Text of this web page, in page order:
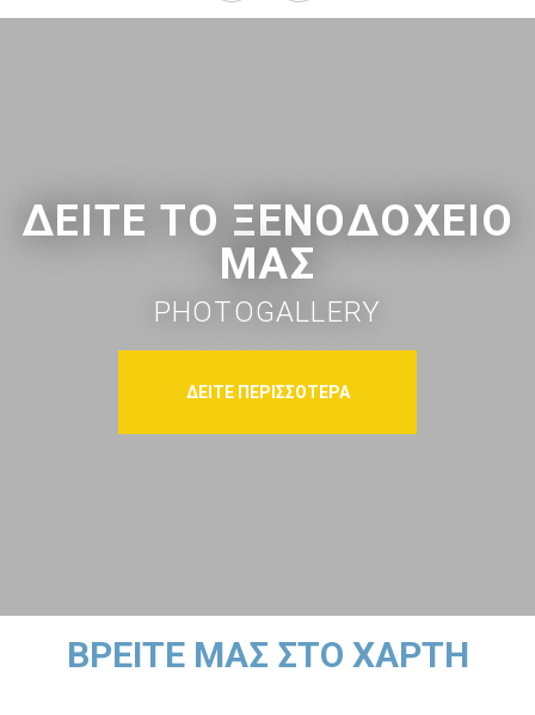
ΔΕΙΤΕ ΤΟ ΞΕΝΟΔΟΧΕΙΟ
ΜΑΣ
PHOTOGALLERY
ΔΕΙΤΕ ΠΕΡΙΣΣΟΤΕΡΑ
ΒΡΕΙΤΕ ΜΑΣ ΣΤΟ ΧΑΡΤΗ